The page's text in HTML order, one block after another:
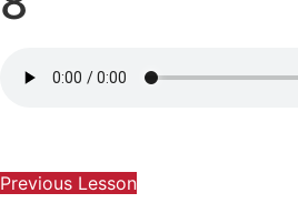
Previous Lesson